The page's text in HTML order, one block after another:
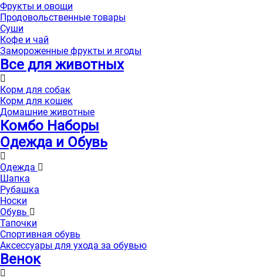
Фрукты и овощи
Продовольственные товары
Суши
Кофе и чай
Замороженные фрукты и ягоды
Все для животных
Корм для собак
Корм для кошек
Домашние животные
Комбо Наборы
Одежда и Обувь
Одежда
Шапка
Рубашка
Носки
Обувь
Тапочки
Спортивная обувь
Аксессуары для ухода за обувью
Венок